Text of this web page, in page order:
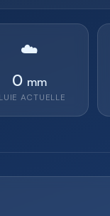
☁️
0 mm
ACTUELLE